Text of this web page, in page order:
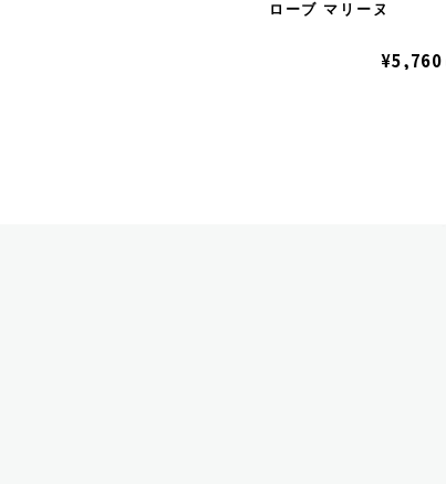
ローブ マリーヌ
¥5,760